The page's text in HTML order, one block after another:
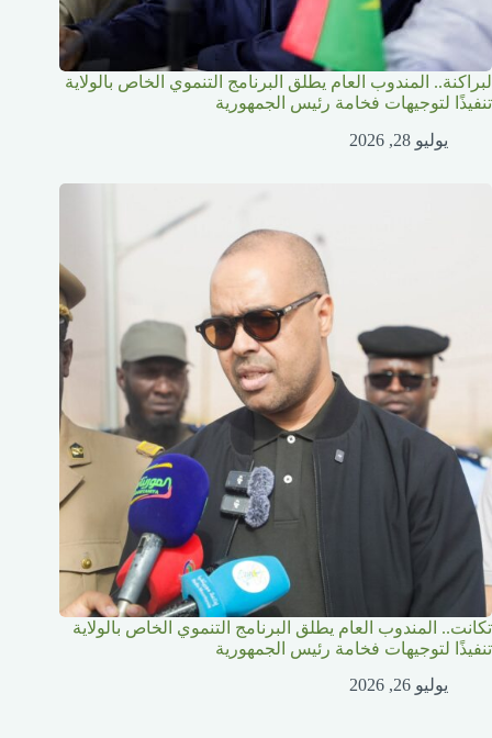
لبراكنة.. المندوب العام يطلق البرنامج التنموي الخاص بالولاية
تنفيذًا لتوجيهات فخامة رئيس الجمهورية
يوليو 28, 2026
تكانت.. المندوب العام يطلق البرنامج التنموي الخاص بالولاية
تنفيذًا لتوجيهات فخامة رئيس الجمهورية
يوليو 26, 2026